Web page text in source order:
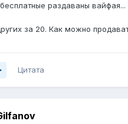
раздаваны вайфая...
за 20. Как можно
Цитата